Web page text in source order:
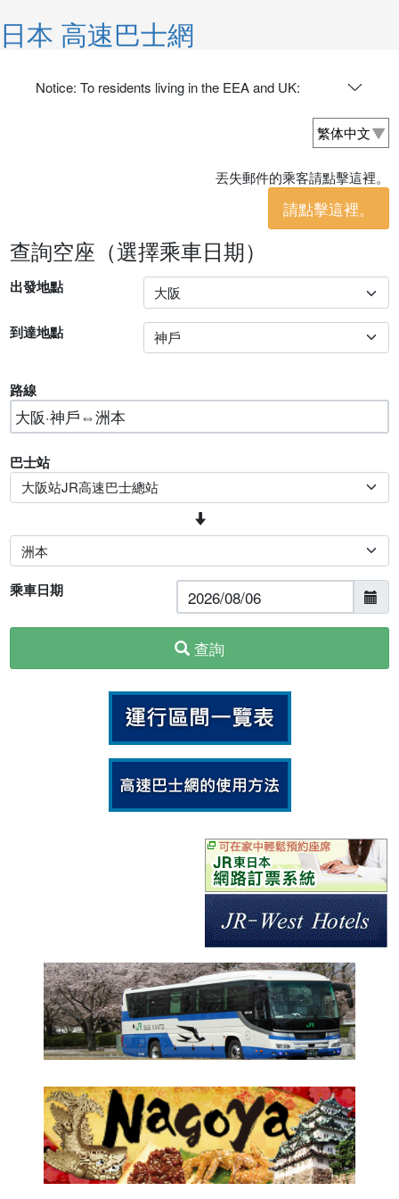
日本 高速巴士網
Notice: To residents living in the EEA and UK:
丟失郵件的乘客請點擊這裡。
請點擊這裡。
查詢空座（選擇乘車日期）
出發地點
到達地點
路線
巴士站
乘車日期
查詢